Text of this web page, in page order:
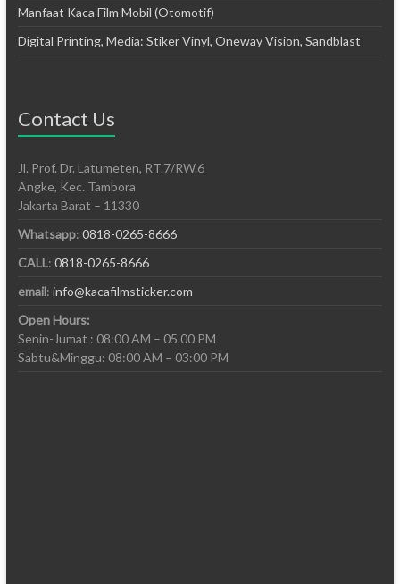
Manfaat Kaca Film Mobil (Otomotif)
Digital Printing, Media: Stiker Vinyl, Oneway Vision, Sandblast
Contact Us
Jl. Prof. Dr. Latumeten, RT.7/RW.6
Angke, Kec. Tambora
Jakarta Barat – 11330
Whatsapp: 0818-0265-8666
CALL: 0818-0265-8666
email: info@kacafilmsticker.com
Open Hours:
Senin-Jumat : 08:00 AM – 05.00 PM
Sabtu&Minggu: 08:00 AM – 03:00 PM